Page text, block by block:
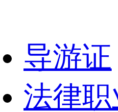
导游证
法律